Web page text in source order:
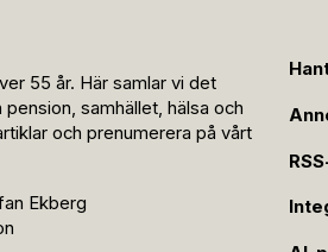
55 år. Här samlar vi det
samhället, hälsa och
och prenumerera på vårt
Ekberg